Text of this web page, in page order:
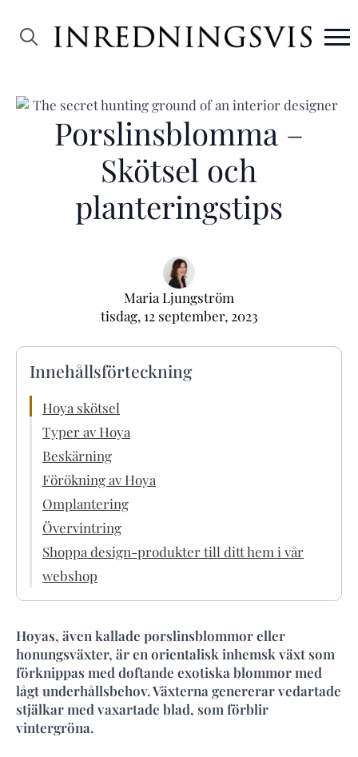
Porslinsblomma –
Skötsel och
planteringstips
Maria Ljungström
tisdag, 12 september, 2023
Innehållsförteckning
Hoya skötsel
Typer av Hoya
Beskärning
Förökning av Hoya
Omplantering
Övervintring
Shoppa design-produkter till ditt hem i vår
webshop
Hoyas, även kallade porslinsblommor eller
honungsväxter, är en orientalisk inhemsk växt som
förknippas med doftande exotiska blommor med
lågt underhållsbehov. Växterna genererar vedartade
stjälkar med vaxartade blad, som förblir
vintergröna.